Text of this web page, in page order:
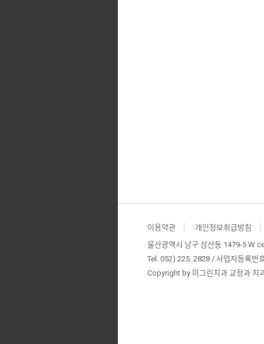
이용약관
개인정보취급방침
울산광역시 남구 삼산동 1479-5 W
Tel. 052) 225. 2828 / 사업자등록번
Copyright by 미그린치과 교정과 치